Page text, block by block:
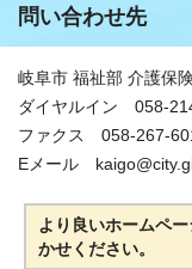
問い合わせ先
岐阜市 福祉部 介護保
ダイヤルイン 058-
ファクス 058-267-
Eメール
より良いホームペ
かせください。